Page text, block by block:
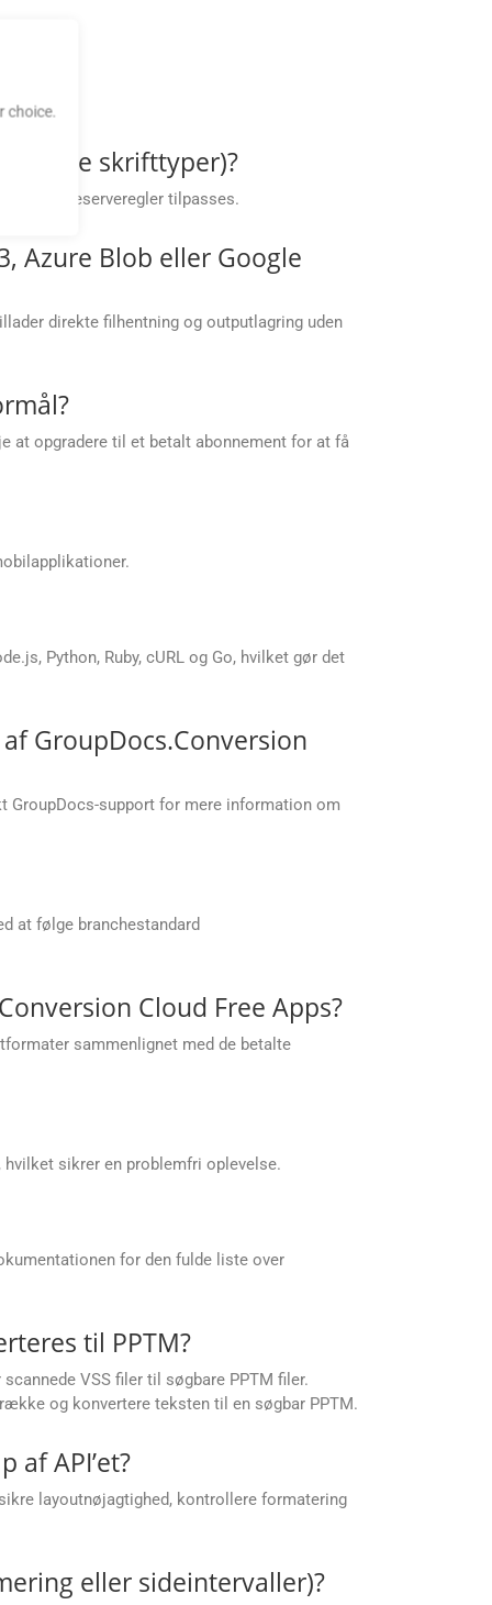
skrifttyper)?
kan reserveregler tilpasses.
Azure Blob eller Google
direkte filhentning og outputlagring uden
at opgradere til et betalt abonnement for at få
Python, Ruby, cURL og Go, hvilket gør det
GroupDocs.Conversion
GroupDocs-support for mere information om
at følge branchestandard
Cloud Free Apps?
sammenlignet med de betalte
sikrer en problemfri oplevelse.
for den fulde liste over
til PPTM?
VSS filer til søgbare PPTM filer.
og konvertere teksten til en søgbar PPTM.
af API’et?
layoutnøjagtighed, kontrollere formatering
eller sideintervaller)?
choice.